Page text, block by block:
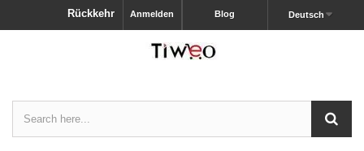
Deutsch
Blog
Anmelden
Rückkehr